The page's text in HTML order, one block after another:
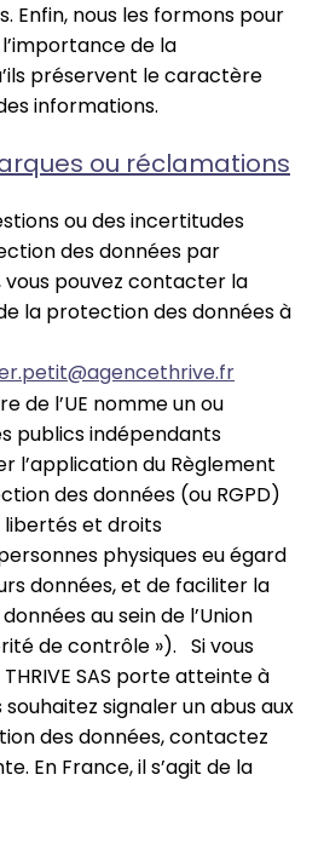
Enfin, nous les formons pour
de la
préservent le caractère
informations.
ou réclamations
ou des incertitudes
des données par
vous pouvez contacter la
la protection des données à
de l’UE nomme un ou
publics indépendants
l’application du Règlement
des données (ou RGPD)
et droits
physiques eu égard
données, et de faciliter la
au sein de l’Union
de contrôle »). Si vous
SAS porte atteinte à
souhaitez signaler un abus aux
des données, contactez
En France, il s’agit de la